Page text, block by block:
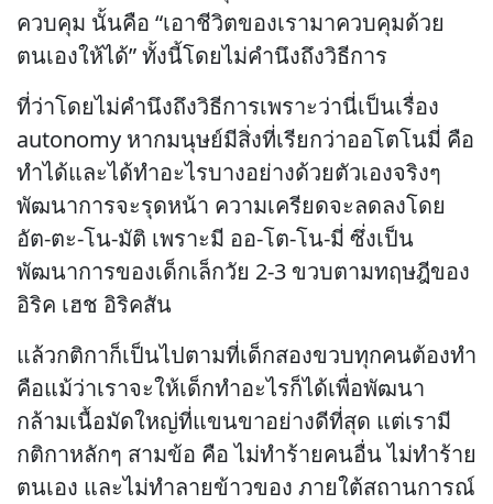
ควบคุม นั้นคือ “เอาชีวิตของเรามาควบคุมด้วย
ตนเองให้ได้” ทั้งนี้โดยไม่คำนึงถึงวิธีการ
ที่ว่าโดยไม่คำนึงถึงวิธีการเพราะว่านี่เป็นเรื่อง
autonomy หากมนุษย์มีสิ่งที่เรียกว่าออโตโนมี่ คือ
ทำได้และได้ทำอะไรบางอย่างด้วยตัวเองจริงๆ
พัฒนาการจะรุดหน้า ความเครียดจะลดลงโดย
อัต-ตะ-โน-มัติ เพราะมี ออ-โต-โน-มี่ ซึ่งเป็น
พัฒนาการของเด็กเล็กวัย 2-3 ขวบตามทฤษฎีของ
อิริค เฮช อิริคสัน
แล้วกติกาก็เป็นไปตามที่เด็กสองขวบทุกคนต้องทำ
คือแม้ว่าเราจะให้เด็กทำอะไรก็ได้เพื่อพัฒนา
กล้ามเนื้อมัดใหญ่ที่แขนขาอย่างดีที่สุด แต่เรามี
กติกาหลักๆ สามข้อ คือ ไม่ทำร้ายคนอื่น ไม่ทำร้าย
ตนเอง และไม่ทำลายข้าวของ ภายใต้สถานการณ์